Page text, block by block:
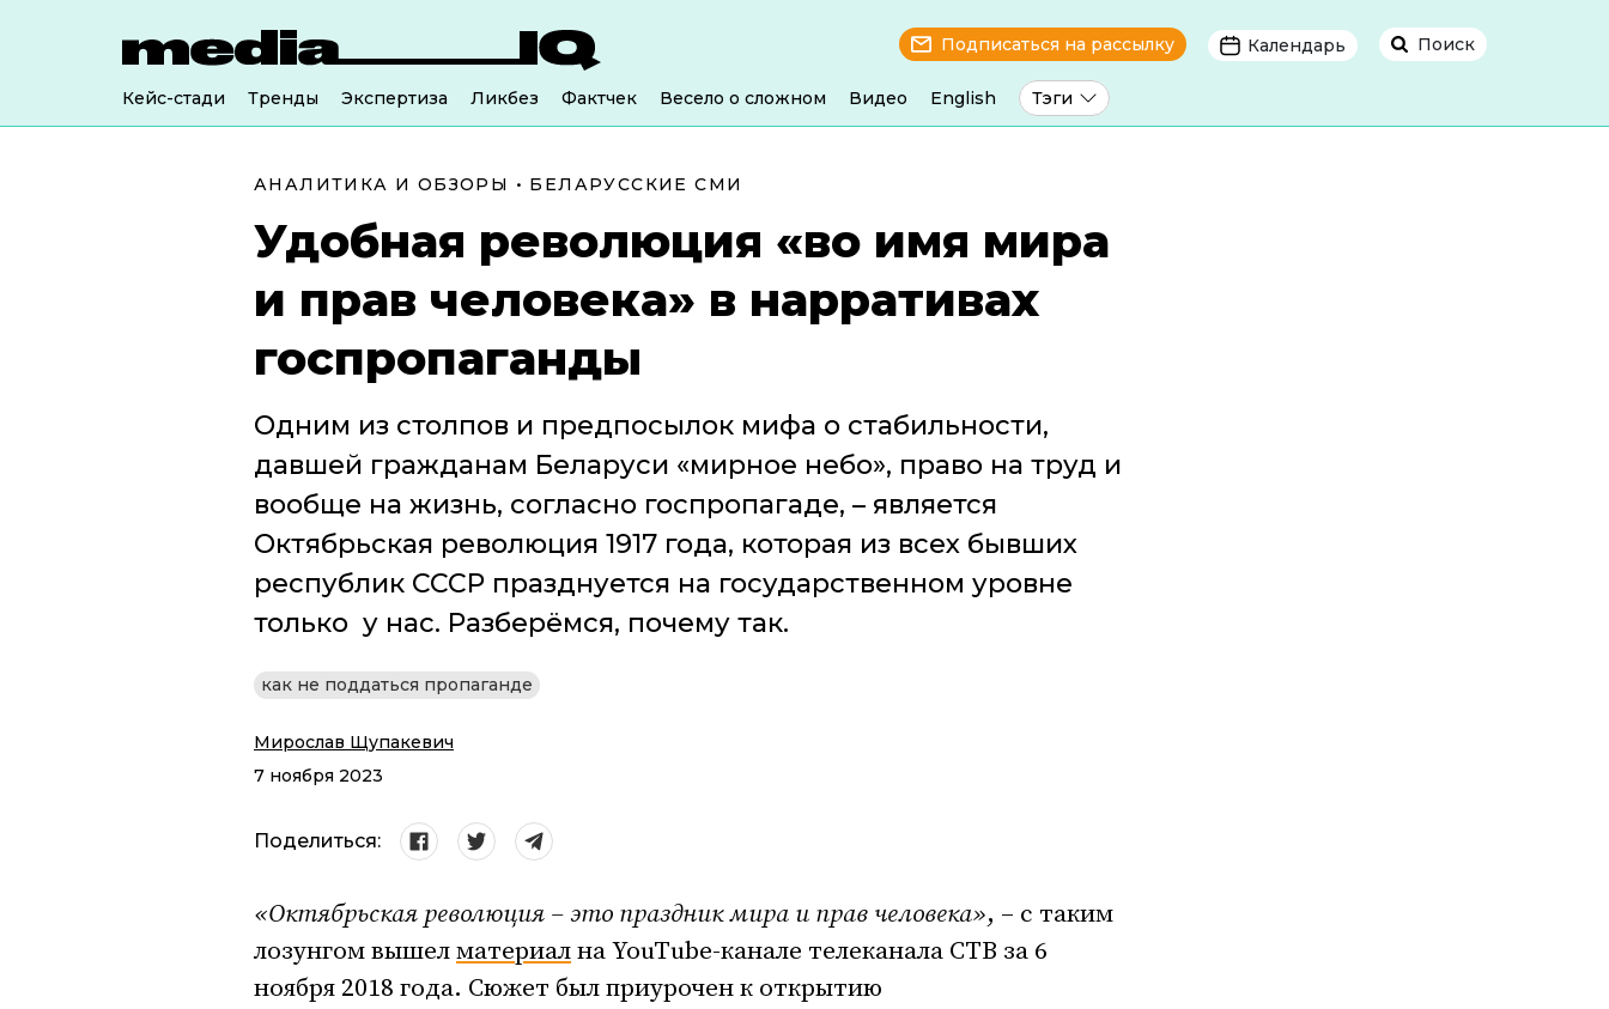
Подписаться на рассылку Календарь Поиск
Кейс-стади Тренды Экспертиза Ликбез Фактчек Весело о сложном Видео English Тэги
АНАЛИТИКА И ОБЗОРЫ • БЕЛАРУССКИЕ СМИ
Удобная революция «во имя мира
и прав человека» в нарративах
госпропаганды
Одним из столпов и предпосылок мифа о стабильности,
давшей гражданам Беларуси «мирное небо», право на труд и
вообще на жизнь, согласно госпропагаде, – является
Октябрьская революция 1917 года, которая из всех бывших
республик СССР празднуется на государственном уровне
только у нас. Разберёмся, почему так.
как не поддаться пропаганде
Мирослав Щупакевич
7 ноября 2023
Поделиться:
«Октябрьская революция – это праздник мира и прав человека», – с таким
лозунгом вышелматериална YouTube-канале телеканала СТВ за 6
ноября 2018 года. Сюжет был приурочен к открытию